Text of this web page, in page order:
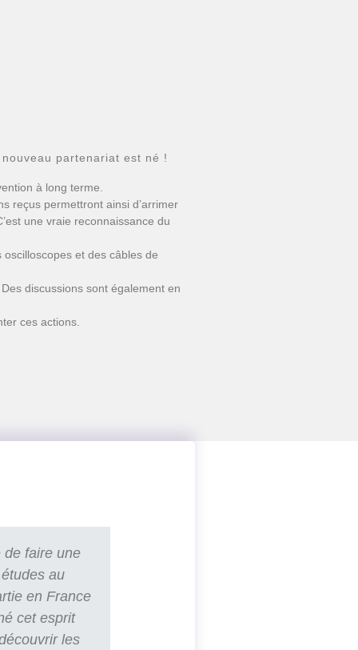
partenariat est né !
à long terme.
reçus permettront ainsi d’arrimer
une vraie reconnaissance du
et des câbles de
discussions sont également en
ces actions.
de faire une
au
en France
cet esprit
les